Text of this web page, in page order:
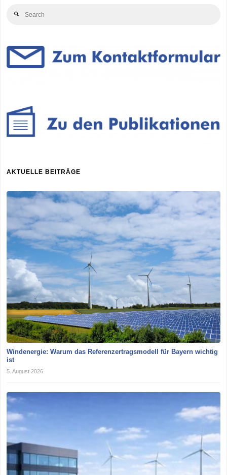
Search
AKTUELLE BEITRÄGE
Windenergie: Warum das Referenzertragsmodell für Bayern wichtig
ist
5. August 2026